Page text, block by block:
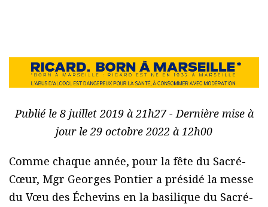
Publié le 8 juillet 2019 à 21h27 - Dernière mise à
jour le 29 octobre 2022 à 12h00
Comme chaque année, pour la fête du Sacré-
Cœur, Mgr Georges Pontier a présidé la messe
du Vœu des Échevins en la basilique du Sacré-